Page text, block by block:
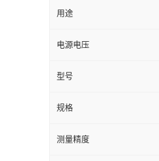
用途
电源电压
型号
规格
测量精度